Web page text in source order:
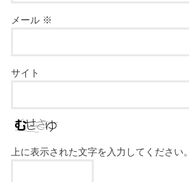
メール ※
サイト
上に表示された文字を入力してください。